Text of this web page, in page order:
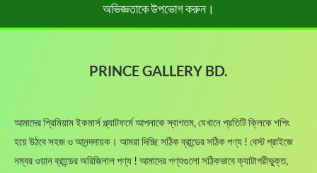
অভিজ্ঞতাকে উপভোগ করুন।
PRINCE GALLERY BD.
আমাদের প্রিমিয়াম ইকমার্স প্ল্যাটফর্মে আপনাকে স্বাগতম, যেখানে প্রতিটি ক্লিকে শপিং
হয়ে উঠবে সহজ ও আনন্দদায়ক। আমরা দিচ্ছি সঠিক ব্রান্ডের সঠিক পণ্য ! বেস্ট প্রাইজে
নম্বর ওয়ান ব্রান্ডের অরিজিনাল পণ্য ! আমাদের পণ্যগুলো সঠিকভাবে ক্যাটাগরীভুক্ত,